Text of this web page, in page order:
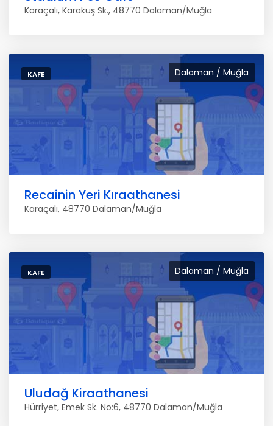
Karaçalı, Karakuş Sk., 48770 Dalaman/Muğla
Dalaman / Muğla
KAFE
Recainin Yeri Kıraathanesi
Karaçalı, 48770 Dalaman/Muğla
Dalaman / Muğla
KAFE
Uludağ Kiraathanesi
Hürriyet, Emek Sk. No:6, 48770 Dalaman/Muğla